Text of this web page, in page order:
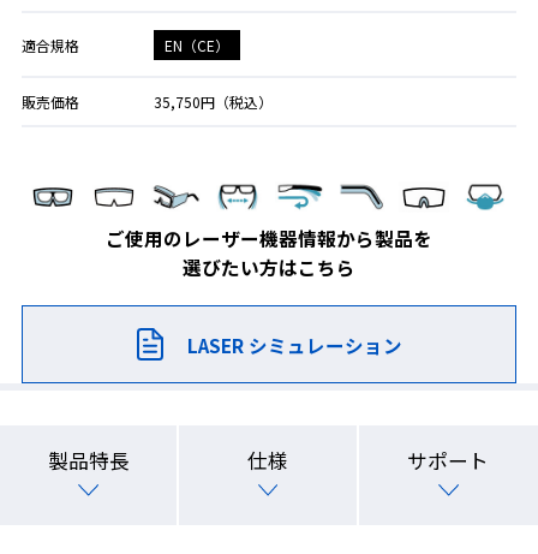
適合規格 EN（CE）
販売価格 35,750円（税込）
ご使用のレーザー機器情報から製品を
選びたい方はこちら
LASER シミュレーション
製品特長 仕様 サポート